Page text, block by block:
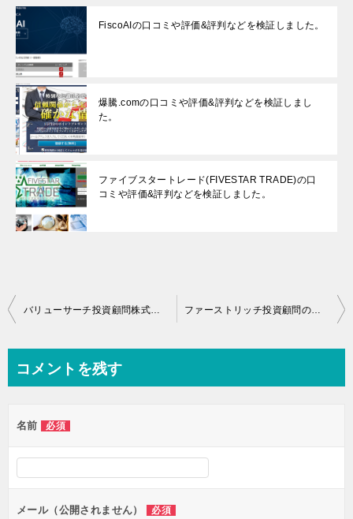
FiscoAIの口コミや評価&評判などを検証しました。
爆騰.comの口コミや評価&評判などを検証しまし
た。
ファイブスタートレード(FIVESTAR TRADE)の口
コミや評価&評判などを検証しました。
投
ビ
ー
シ
ン
バリューサーチ投資顧問株式会社の口コミや評価＆評判などをチェックしました。 ファーストリッチ投資顧問の口コミや評価&評判などを検証しました。
コメントを残す
名前 必須
メール（公開されません） 必須